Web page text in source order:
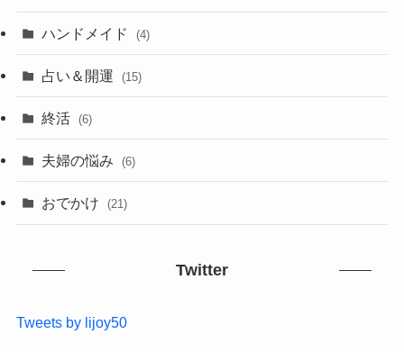
ハンドメイド (4)
占い＆開運 (15)
終活 (6)
夫婦の悩み (6)
おでかけ (21)
Twitter
Tweets by lijoy50